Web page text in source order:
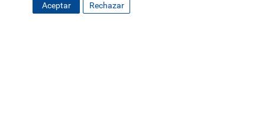
Aceptar Rechazar